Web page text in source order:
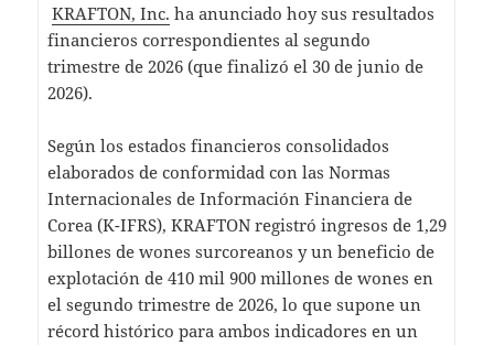
KRAFTON, Inc. ha anunciado hoy sus resultados
financieros correspondientes al segundo
trimestre de 2026 (que finalizó el 30 de junio de
2026).
Según los estados financieros consolidados
elaborados de conformidad con las Normas
Internacionales de Información Financiera de
Corea (K-IFRS), KRAFTON registró ingresos de 1,29
billones de wones surcoreanos y un beneficio de
explotación de 410 mil 900 millones de wones en
el segundo trimestre de 2026, lo que supone un
récord histórico para ambos indicadores en un